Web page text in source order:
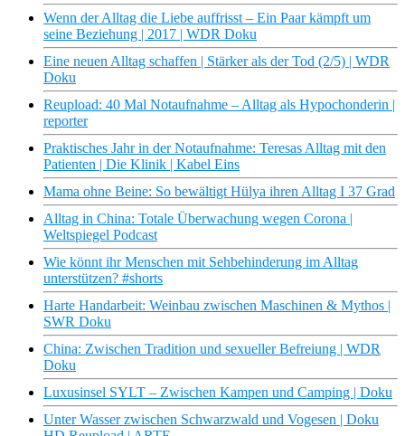
Wenn der Alltag die Liebe auffrisst – Ein Paar kämpft um
seine Beziehung | 2017 | WDR Doku
Eine neuen Alltag schaffen | Stärker als der Tod (2/5) | WDR
Doku
Reupload: 40 Mal Notaufnahme – Alltag als Hypochonderin |
reporter
Praktisches Jahr in der Notaufnahme: Teresas Alltag mit den
Patienten | Die Klinik | Kabel Eins
Mama ohne Beine: So bewältigt Hülya ihren Alltag I 37 Grad
Alltag in China: Totale Überwachung wegen Corona |
Weltspiegel Podcast
Wie könnt ihr Menschen mit Sehbehinderung im Alltag
unterstützen? #shorts
Harte Handarbeit: Weinbau zwischen Maschinen & Mythos |
SWR Doku
China: Zwischen Tradition und sexueller Befreiung | WDR
Doku
Luxusinsel SYLT – Zwischen Kampen und Camping | Doku
Unter Wasser zwischen Schwarzwald und Vogesen | Doku